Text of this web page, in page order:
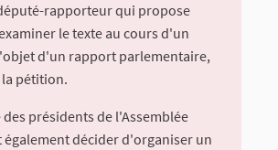
rapporteur qui propose
le texte au cours d'un
d'un rapport parlementaire,
pétition.
des présidents de l'Assemblée
décider d'organiser un